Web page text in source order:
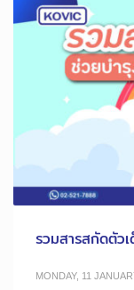
รวมสารสกัดตัว
MONDAY, 11